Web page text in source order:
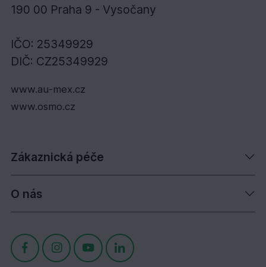
190 00 Praha 9 - Vysočany
IČO: 25349929
DIČ: CZ25349929
www.au-mex.cz
www.osmo.cz
Zákaznická péče
O nás